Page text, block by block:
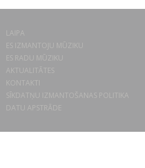
LAIPA
ES IZMANTOJU MŪZIKU
ES RADU MŪZIKU
AKTUALITĀTES
KONTAKTI
SĪKDATŅU IZMANTOŠANAS POLITIKA
DATU APSTRĀDE